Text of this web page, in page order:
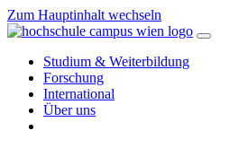
Zum Hauptinhalt wechseln
Studium & Weiterbildung
Forschung
International
Über uns